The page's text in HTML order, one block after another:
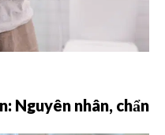
Nguyên nhân, chẩn